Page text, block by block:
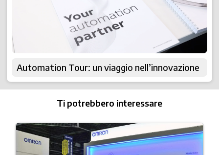
Automation Tour: un viaggio nell’innovazione
Ti potrebbero interessare